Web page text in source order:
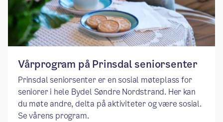
Vårprogram på Prinsdal seniorsenter
Prinsdal seniorsenter er en sosial møteplass for
seniorer i hele Bydel Søndre Nordstrand. Her kan
du møte andre, delta på aktiviteter og være sosial.
Se vårens program.